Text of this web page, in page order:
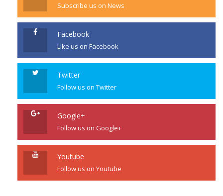
Subscribe us on News
Facebook
Like us on Facebook
Twitter
Follow us on Twitter
Google+
Follow us on Google+
Youtube
Follow us on Youtube